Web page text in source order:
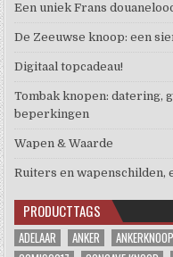
Een uniek Frans
De Zeeuwse knoop: een
Digitaal topcadeau!
Tombak knopen: datering,
beperkingen
Wapen & Waarde
Ruiters en wapenschilden,
PRODUCTTAGS
ADELAAR ANKER ANKERKNOOP